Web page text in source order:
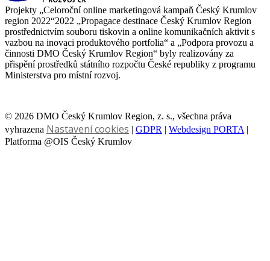
Projekty „Celoroční online marketingová kampaň Český Krumlov
region 2022“2022 „Propagace destinace Český Krumlov Region
prostřednictvím souboru tiskovin a online komunikačních aktivit s
vazbou na inovaci produktového portfolia“ a „Podpora provozu a
činnosti DMO Český Krumlov Region“ byly realizovány za
přispění prostředků státního rozpočtu České republiky z programu
Ministerstva pro místní rozvoj.
© 2026 DMO Český Krumlov Region, z. s., všechna práva
vyhrazena Nastavení cookies | GDPR | Webdesign PORTA |
Platforma @OIS Český Krumlov